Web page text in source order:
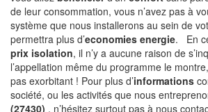
de leur consommation, vous n’avez pas à
système que nous installerons au sein de
permettra plus d’economies energie. En
prix isolation, il n’y a aucune raison de
l’appellation même du programme le
pas exorbitant ! Pour plus d’informations
société, ou les activités que nous
(27430) , n’hésitez surtout pas à nous